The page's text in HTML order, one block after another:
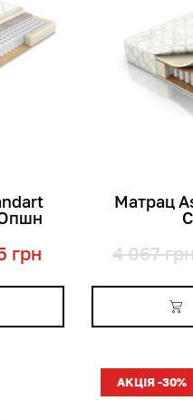
грн
Матрац
4 067
АКЦІЯ -30%